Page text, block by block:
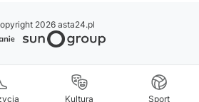
Kultura Sport
2026 asta24.pl